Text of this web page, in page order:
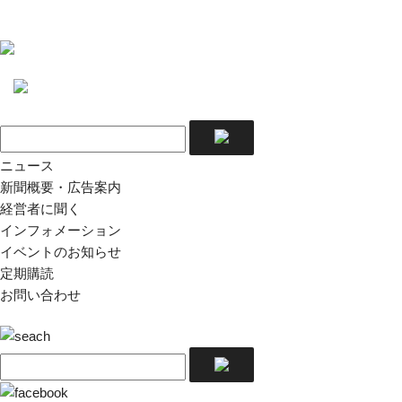
ニュース
新聞概要・広告案内
経営者に聞く
インフォメーション
イベントのお知らせ
定期購読
お問い合わせ